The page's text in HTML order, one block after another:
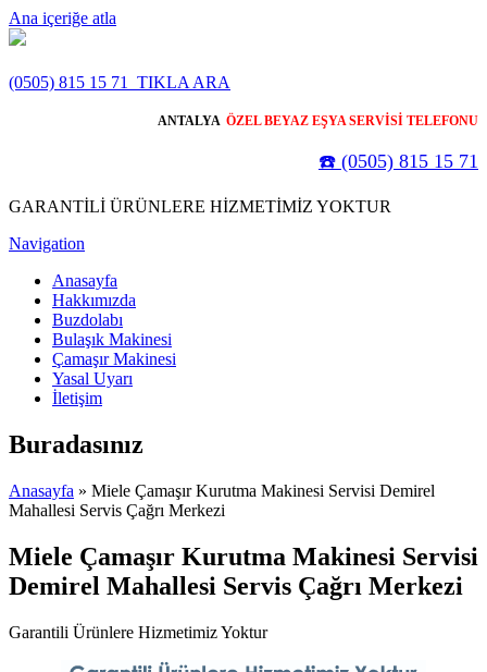
Ana içeriğe atla
(0505) 815 15 71 TIKLA ARA
ANTALYA ÖZEL BEYAZ EŞYA SERVİSİ TELEFONU
☎️ (0505) 815 15 71
GARANTİLİ ÜRÜNLERE HİZMETİMİZ YOKTUR
Navigation
Anasayfa
Hakkımızda
Buzdolabı
Bulaşık Makinesi
Çamaşır Makinesi
Yasal Uyarı
İletişim
Buradasınız
Anasayfa » Miele Çamaşır Kurutma Makinesi Servisi Demirel
Mahallesi Servis Çağrı Merkezi
Miele Çamaşır Kurutma Makinesi Servisi
Demirel Mahallesi Servis Çağrı Merkezi
Garantili Ürünlere Hizmetimiz Yoktur